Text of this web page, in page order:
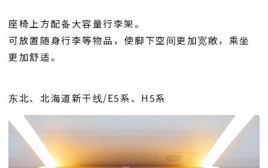
座椅上方配备大容量行李架。
可放置随身行李等物品，使脚下空间更加宽敞，乘坐
更加舒适。
东北、北海道新干线/E5系、H5系